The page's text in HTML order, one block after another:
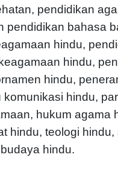
pendidikan
pendidikan bahasa
hindu,
hindu,
hindu,
komunikasi hindu,
hukum agama
hindu, teologi hindu,
hindu.